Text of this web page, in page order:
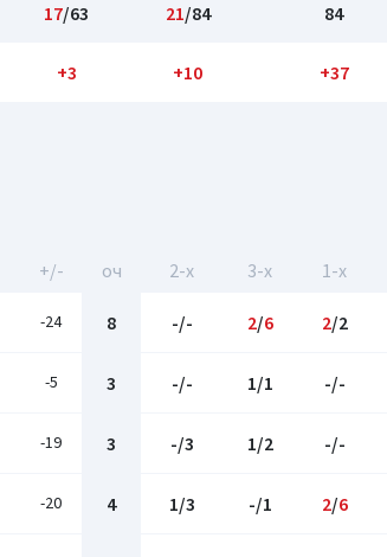
17/63 21/84 84
+3 +10 +37
+/- оч 2-x 3-x 1-x
-24 8 -/- 2/6 2/2
-5 3 -/- 1/1 -/-
-19 3 -/3 1/2 -/-
-20 4 1/3 -/1 2/6